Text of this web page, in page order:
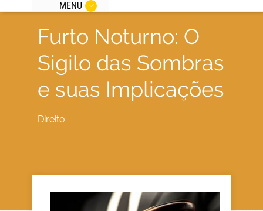
MENU
Furto Noturno: O
Sigilo das Sombras
e suas Implicações
Direito